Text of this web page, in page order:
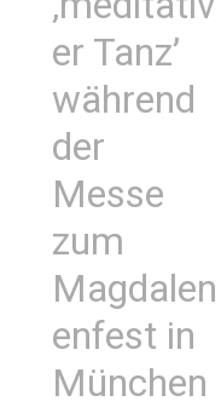
er Tanz’
während
der
Messe
zum
Magdalen
enfest in
München